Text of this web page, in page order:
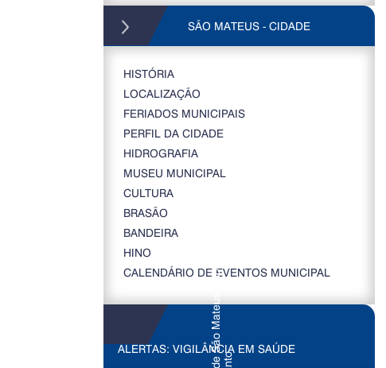
SÃO MATEUS - CIDADE
HISTÓRIA
LOCALIZAÇÃO
FERIADOS MUNICIPAIS
PERFIL DA CIDADE
HIDROGRAFIA
MUSEU MUNICIPAL
CULTURA
BRASÃO
BANDEIRA
HINO
CALENDÁRIO DE EVENTOS MUNICIPAL
ALERTAS: VIGILÂNCIA EM SAÚDE